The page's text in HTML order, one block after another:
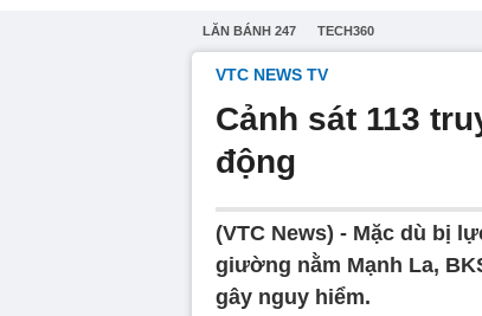
LĂN BÁNH 247 TECH360
VTC NEWS TV
Cảnh sát 113
động
(VTC News) - Mặc dù bị
giường nằm Mạnh La,
gây nguy hiểm.